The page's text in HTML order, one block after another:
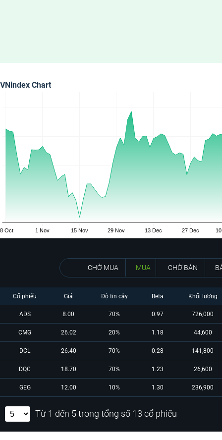
VNindex Chart
CHỜ MUA MUA CHỜ BÁN
Cổ phiếu Giá Độ tin cậy Beta Khối lượng
ADS 8.00 70% 0.97 726,000
CMG 26.02 20% 1.18 44,600
DCL 26.40 70% 0.28 141,800
DQC 18.70 70% 1.23 26,600
GEG 12.00 10% 1.30 236,900
Từ 1 đến 5 trong tổng số 13 cổ phiếu